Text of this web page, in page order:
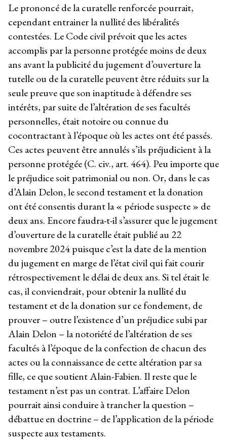
Le prononcé de la curatelle renforcée pourrait,
cependant entrainer la nullité des libéralités
contestées. Le Code civil prévoit que les actes
accomplis par la personne protégée moins de deux
ans avant la publicité du jugement d’ouverture la
tutelle ou de la curatelle peuvent être réduits sur la
seule preuve que son inaptitude à défendre ses
intérêts, par suite de l’altération de ses facultés
personnelles, était notoire ou connue du
cocontractant à l’époque où les actes ont été passés.
Ces actes peuvent être annulés s’ils préjudicient à la
personne protégée (C. civ., art. 464). Peu importe que
le préjudice soit patrimonial ou non. Or, dans le cas
d’Alain Delon, le second testament et la donation
ont été consentis durant la « période suspecte » de
deux ans. Encore faudra-t-il s’assurer que le jugement
d’ouverture de la curatelle était publié au 22
novembre 2024 puisque c’est la date de la mention
du jugement en marge de l’état civil qui fait courir
rétrospectivement le délai de deux ans. Si tel était le
cas, il conviendrait, pour obtenir la nullité du
testament et de la donation sur ce fondement, de
prouver – outre l’existence d’un préjudice subi par
Alain Delon – la notoriété de l’altération de ses
facultés à l’époque de la confection de chacun des
actes ou la connaissance de cette altération par sa
fille, ce que soutient Alain-Fabien. Il reste que le
testament n’est pas un contrat. L’affaire Delon
pourrait ainsi conduire à trancher la question –
débattue en doctrine – de l’application de la période
suspecte aux testaments.